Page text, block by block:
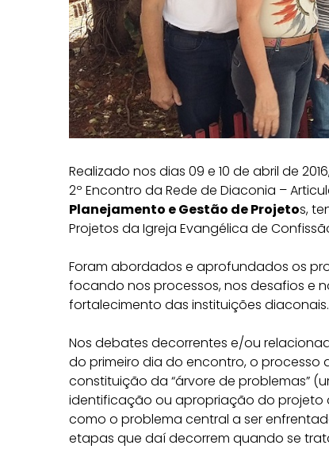
Realizado nos dias 09 e 10 de abril de
2º Encontro da Rede de Diaconia –
Planejamento e Gestão de Projetos,
Projetos da Igreja Evangélica de
Foram abordados e aprofundados os
focando nos processos, nos desafios e
fortalecimento das instituições diaconais.
Nos debates decorrentes e/ou
do primeiro dia do encontro, o
constituição da “árvore de problemas”
identificação ou apropriação do projeto
como o problema central a ser
etapas que daí decorrem quando se